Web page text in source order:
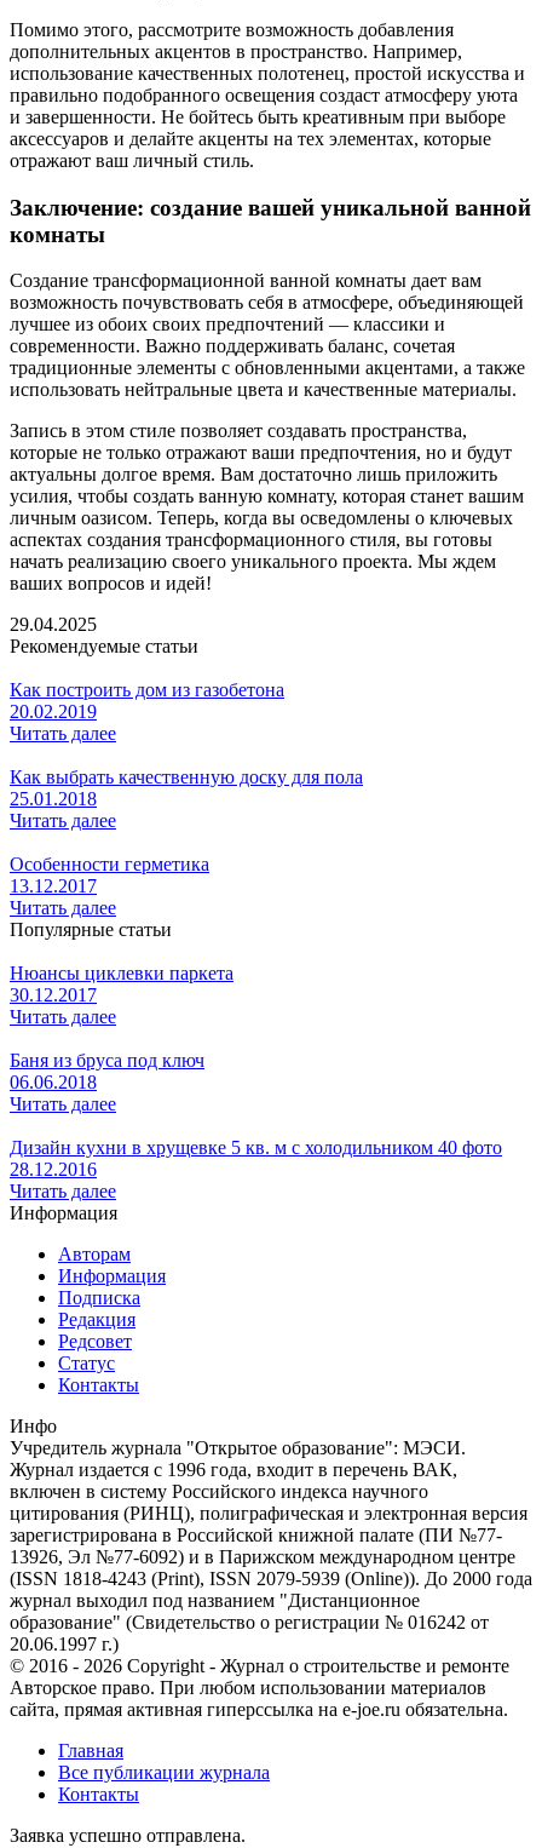
Помимо этого, рассмотрите возможность добавления
дополнительных акцентов в пространство. Например,
использование качественных полотенец, простой искусства и
правильно подобранного освещения создаст атмосферу уюта
и завершенности. Не бойтесь быть креативным при выборе
аксессуаров и делайте акценты на тех элементах, которые
отражают ваш личный стиль.
Заключение: создание вашей уникальной ванной
комнаты
Создание трансформационной ванной комнаты дает вам
возможность почувствовать себя в атмосфере, объединяющей
лучшее из обоих своих предпочтений — классики и
современности. Важно поддерживать баланс, сочетая
традиционные элементы с обновленными акцентами, а также
использовать нейтральные цвета и качественные материалы.
Запись в этом стиле позволяет создавать пространства,
которые не только отражают ваши предпочтения, но и будут
актуальны долгое время. Вам достаточно лишь приложить
усилия, чтобы создать ванную комнату, которая станет вашим
личным оазисом. Теперь, когда вы осведомлены о ключевых
аспектах создания трансформационного стиля, вы готовы
начать реализацию своего уникального проекта. Мы ждем
ваших вопросов и идей!
29.04.2025
Рекомендуемые статьи
Как построить дом из газобетона
20.02.2019
Читать далее
Как выбрать качественную доску для пола
25.01.2018
Читать далее
Особенности герметика
13.12.2017
Читать далее
Популярные статьи
Нюансы циклевки паркета
30.12.2017
Читать далее
Баня из бруса под ключ
06.06.2018
Читать далее
Дизайн кухни в хрущевке 5 кв. м с холодильником 40 фото
28.12.2016
Читать далее
Информация
Авторам
Информация
Подписка
Редакция
Редсовет
Статус
Контакты
Инфо
Учредитель журнала "Открытое образование": МЭСИ.
Журнал издается с 1996 года, входит в перечень ВАК,
включен в систему Российского индекса научного
цитирования (РИНЦ), полиграфическая и электронная версия
зарегистрирована в Российской книжной палате (ПИ №77-
13926, Эл №77-6092) и в Парижском международном центре
(ISSN 1818-4243 (Print), ISSN 2079-5939 (Online)). До 2000 года
журнал выходил под названием "Дистанционное
образование" (Свидетельство о регистрации № 016242 от
20.06.1997 г.)
© 2016 - 2026 Copyright - Журнал о строительстве и ремонте
Авторское право. При любом использовании материалов
сайта, прямая активная гиперссылка на e-joe.ru обязательна.
Главная
Все публикации журнала
Контакты
Заявка успешно отправлена.